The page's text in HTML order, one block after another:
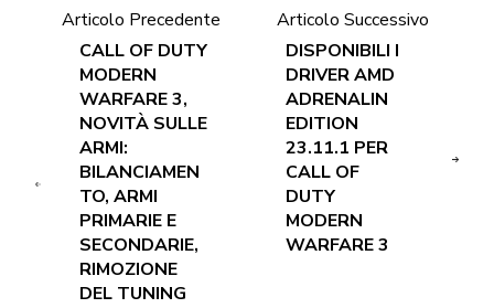
Articolo Precedente
CALL OF DUTY
MODERN
WARFARE 3,
NOVITÀ SULLE
ARMI:
BILANCIAMEN
TO, ARMI
PRIMARIE E
SECONDARIE,
RIMOZIONE
DEL TUNING
Articolo Successivo
DISPONIBILI I
DRIVER AMD
ADRENALIN
EDITION
23.11.1 PER
CALL OF
DUTY
MODERN
WARFARE 3